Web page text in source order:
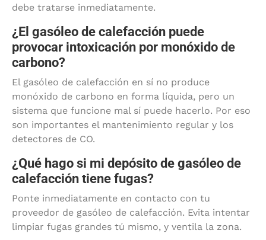
debe tratarse inmediatamente.
¿El gasóleo de calefacción puede
provocar intoxicación por monóxido de
carbono?
El gasóleo de calefacción en sí no produce
monóxido de carbono en forma líquida, pero un
sistema que funcione mal sí puede hacerlo. Por eso
son importantes el mantenimiento regular y los
detectores de CO.
¿Qué hago si mi depósito de gasóleo de
calefacción tiene fugas?
Ponte inmediatamente en contacto con tu
proveedor de gasóleo de calefacción. Evita intentar
limpiar fugas grandes tú mismo, y ventila la zona.